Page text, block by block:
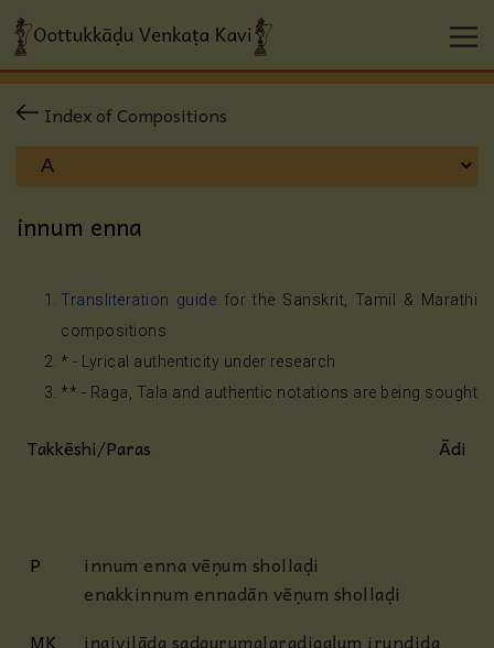
Index of Compositions
innum enna
Transliteration guide for the Sanskrit, Tamil & Marathi
compositions
* - Lyrical authenticity under research
** - Raga, Tala and authentic notations are being sought
Takkēshi/Paras Ādi
P
innum enna vēṇum shollaḍi
enakkinnum ennadān vēṇum shollaḍi
MK
iṇaiyilāda sadgurumalaraḍigaḷum irundiḍa